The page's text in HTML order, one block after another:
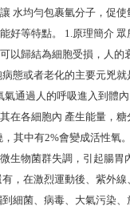
水均勻包裹氫分子，促使
好等特點。 1.原理簡介 眾
以歸結為細胞受損，人的
態或者老化的主要元兇就
通過人的呼吸進入到體
在各細胞內 產生能量，糖
其中有2%會變成活性氧
生物菌群失調，引起腸胃
，在激烈運動後、紫外線
細菌、病毒、大氣污染、